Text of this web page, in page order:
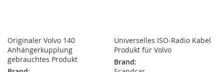
Originaler Volvo 140
Anhängerkupplung
gebrauchtes Produkt
Universelles ISO-Radio Kabel
Produkt für Volvo
Brand: